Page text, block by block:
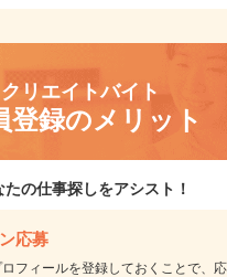
クリエイトバイト
登録のメリット
の仕事探しをアシスト！
応募
フィールを登録しておくことで、